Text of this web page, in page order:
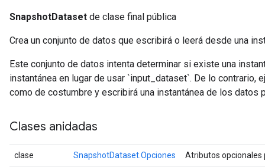
SnapshotDataset de clase final pública
Crea un conjunto de datos que escribirá o leerá desde una
Este conjunto de datos intenta determinar si existe una
instantánea en lugar de usar `input_dataset`. De lo contrario,
como de costumbre y escribirá una instantánea de los datos
Clases anidadas
clase SnapshotDataset.Opciones Atributos opcionales